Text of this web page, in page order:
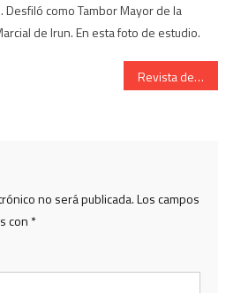
Desfiló como Tambor Mayor de la
de Irun. En esta foto de estudio.
Revista de la Compañía Real Unión del Alarde de Irun, año 2017
no será publicada.Los campos
con *